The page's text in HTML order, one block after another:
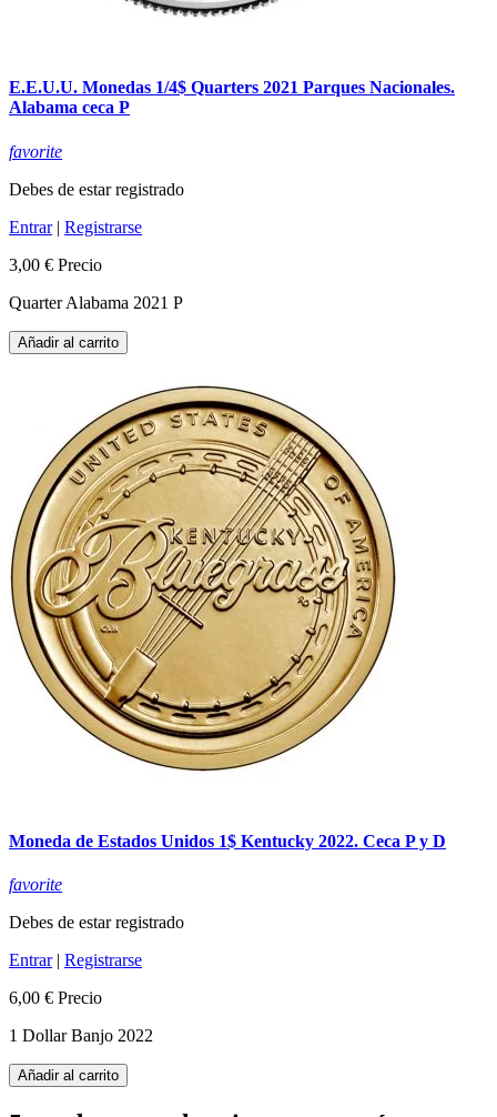
E.E.U.U. Monedas 1/4$ Quarters 2021 Parques Nacionales.
Alabama ceca P
favorite
Debes de estar registrado
Entrar| Registrarse
3,00 € Precio
Quarter Alabama 2021 P
Añadir al carrito
Moneda de Estados Unidos 1$ Kentucky 2022. Ceca P y D
favorite
Debes de estar registrado
Entrar| Registrarse
6,00 € Precio
1 Dollar Banjo 2022
Añadir al carrito